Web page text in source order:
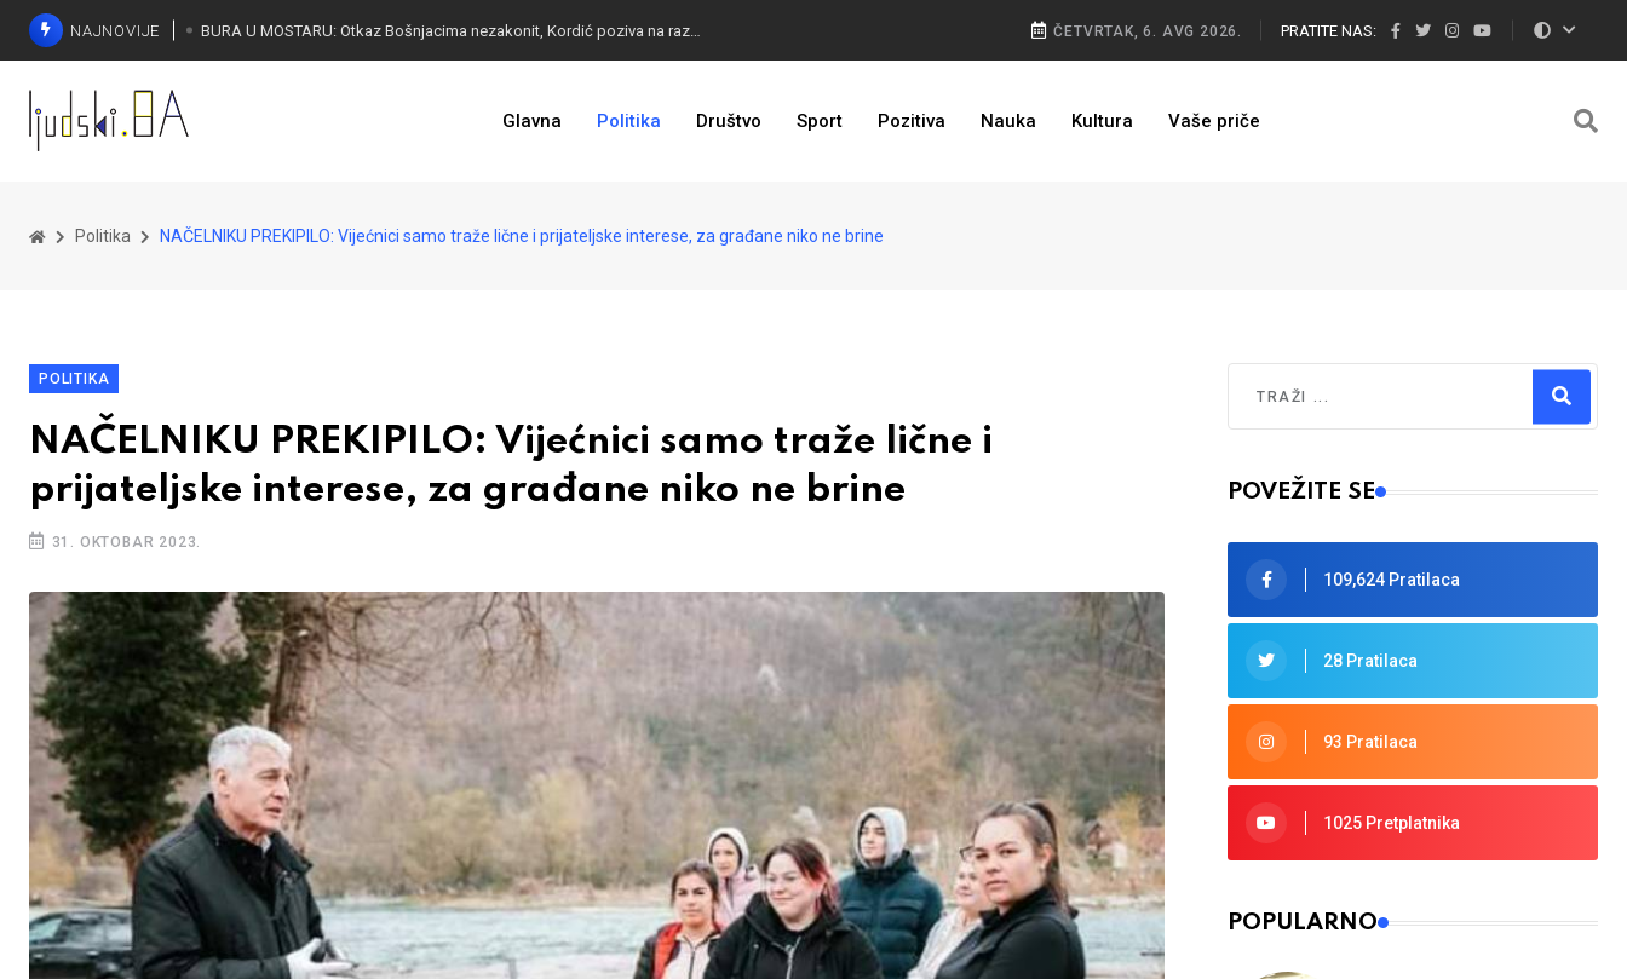
NAJNOVIJE
BIVŠI KAPITEN ZMAJEVA U VELIKOM BIZNISU: Na mjestu propale tvornice niče stambeni kompleks
ČETVRTAK, 6. AVG 2026. PRATITE NAS:
Glavna Politika Društvo Sport Pozitiva Nauka Kultura Vaše priče
Politika NAČELNIKU PREKIPILO: Vijećnici samo traže lične i prijateljske interese, za građane niko ne brine
POLITIKA
NAČELNIKU PREKIPILO: Vijećnici samo traže lične i
prijateljske interese, za građane niko ne brine
31. OKTOBAR 2023.
Type 2 or more characters for results.
POVEŽITE SE
109,624 Pratilaca
28 Pratilaca
93 Pratilaca
1025 Pretplatnika
POPULARNO